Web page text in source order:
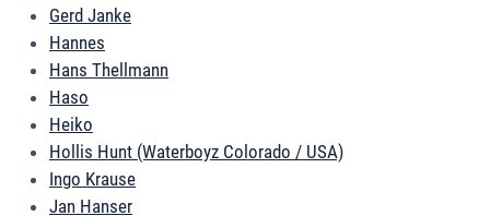
Gerd Janke
Hannes
Hans Thellmann
Haso
Heiko
Hollis Hunt (Waterboyz Colorado / USA)
Ingo Krause
Jan Hanser